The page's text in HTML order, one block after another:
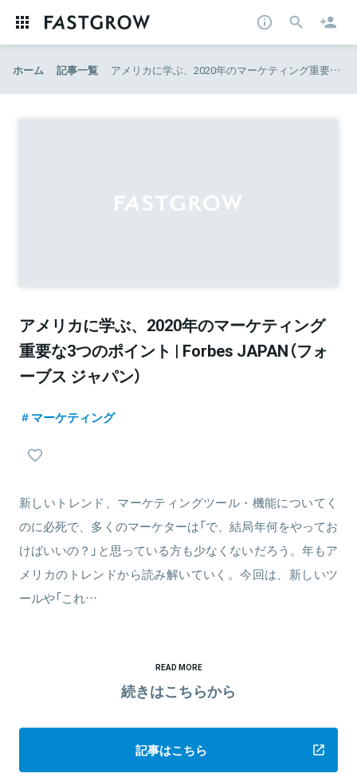
ホーム 記事一覧 アメリカに学ぶ、2020年のマーケティング重要な3つのポイント | Forbes JAPAN（フォーブス ジャパン）
アメリカに学ぶ、2020年のマーケティング
重要な3つのポイント | Forbes JAPAN（フォ
ーブス ジャパン）
マーケティング
新しいトレンド、マーケティングツール・機能についてく
のに必死で、多くのマーケターは「で、結局年何をやってお
けばいいの？」と思っている方も少なくないだろう。年もア
メリカのトレンドから読み解いていく。今回は、新しいツ
ールや「これ…
READ MORE
続きはこちらから
記事はこちら